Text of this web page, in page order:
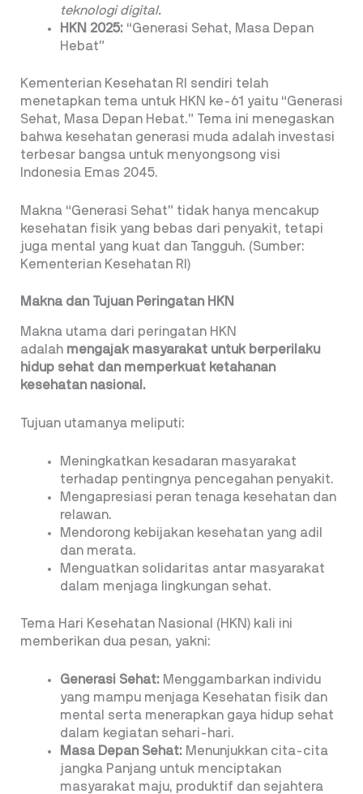
teknologi digital.
HKN 2025: “Generasi Sehat, Masa Depan
Hebat”
Kementerian Kesehatan RI sendiri telah
menetapkan tema untuk HKN ke-61 yaitu “Generasi
Sehat, Masa Depan Hebat.” Tema ini menegaskan
bahwa kesehatan generasi muda adalah investasi
terbesar bangsa untuk menyongsong visi
Indonesia Emas 2045.
Makna “Generasi Sehat” tidak hanya mencakup
kesehatan fisik yang bebas dari penyakit, tetapi
juga mental yang kuat dan Tangguh. (Sumber:
Kementerian Kesehatan RI)
Makna dan Tujuan Peringatan HKN
Makna utama dari peringatan HKN
adalah mengajak masyarakat untuk berperilaku
hidup sehat dan memperkuat ketahanan
kesehatan nasional.
Tujuan utamanya meliputi:
Meningkatkan kesadaran masyarakat
terhadap pentingnya pencegahan penyakit.
Mengapresiasi peran tenaga kesehatan dan
relawan.
Mendorong kebijakan kesehatan yang adil
dan merata.
Menguatkan solidaritas antar masyarakat
dalam menjaga lingkungan sehat.
Tema Hari Kesehatan Nasional (HKN) kali ini
memberikan dua pesan, yakni:
Generasi Sehat: Menggambarkan individu
yang mampu menjaga Kesehatan fisik dan
mental serta menerapkan gaya hidup sehat
dalam kegiatan sehari-hari.
Masa Depan Sehat: Menunjukkan cita-cita
jangka Panjang untuk menciptakan
masyarakat maju, produktif dan sejahtera